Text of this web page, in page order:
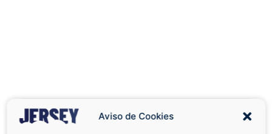
Aviso de Cookies